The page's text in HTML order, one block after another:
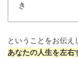
き
ということをお伝え
あなたの人生を左右